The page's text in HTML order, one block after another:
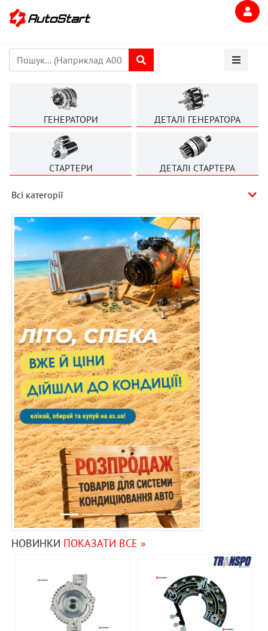
ГЕНЕРАТОРИ ДЕТАЛІ ГЕНЕРАТОРА
СТАРТЕРИ ДЕТАЛІ СТАРТЕРА
Всі категорії
НОВИНКИ ПОКАЗАТИ ВСЕ »